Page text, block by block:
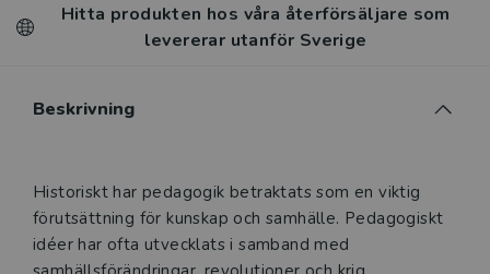
Hitta produkten hos våra återförsäljare som
levererar utanför Sverige
Beskrivning
Historiskt har pedagogik betraktats som en viktig
förutsättning för kunskap och samhälle. Pedagogiskt
idéer har ofta utvecklats i samband med